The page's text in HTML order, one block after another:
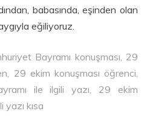
babasında, eşinden olan
eğiliyoruz.
Bayramı konuşması, 29
29 ekim konuşması öğrenci,
ile ilgili yazı, 29 ekim
yazı kısa